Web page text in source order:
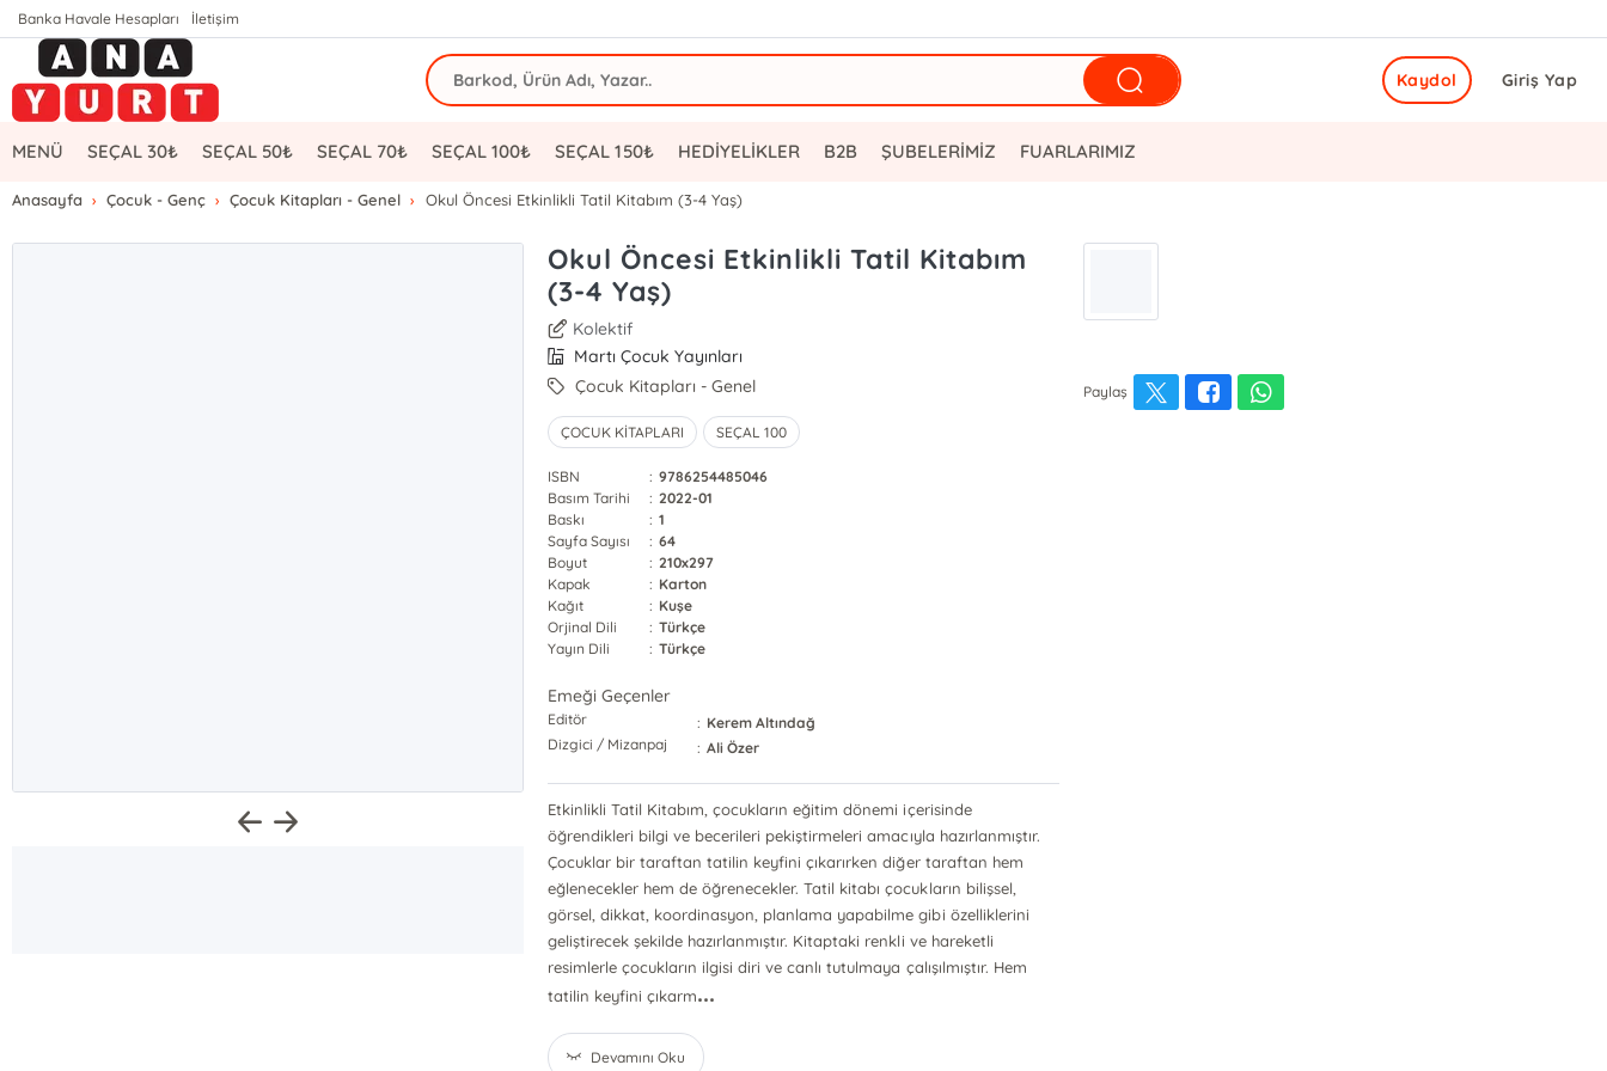
Banka Havale Hesapları İletişim
Giriş Yap
Kaydol
MENÜ SEÇAL 30₺ SEÇAL 50₺ SEÇAL 70₺ SEÇAL 100₺ SEÇAL 150₺ HEDİYELİKLER B2B ŞUBELERİMİZ FUARLARIMIZ
Anasayfa Çocuk - Genç Çocuk Kitapları - Genel Okul Öncesi Etkinlikli Tatil Kitabım (3-4 Yaş)
Okul Öncesi Etkinlikli Tatil Kitabım
(3-4 Yaş)
Kolektif
Martı Çocuk Yayınları
Çocuk Kitapları - Genel
ÇOCUK KİTAPLARI SEÇAL 100
ISBN : 9786254485046
Basım Tarihi
: 2022-01
Baskı
: 1
Sayfa Sayısı
: 64
Boyut
: 210x297
Kapak
: Karton
Kağıt
: Kuşe
Orjinal Dili
: Türkçe
Yayın Dili
: Türkçe
Emeği Geçenler
Editör : Kerem Altındağ
Dizgici / Mizanpaj
: Ali Özer
Etkinlikli Tatil Kitabım, çocukların eğitim dönemi içerisinde
öğrendikleri bilgi ve becerileri pekiştirmeleri amacıyla hazırlanmıştır.
Çocuklar bir taraftan tatilin keyfini çıkarırken diğer taraftan hem
eğlenecekler hem de öğrenecekler. Tatil kitabı çocukların bilişsel,
görsel, dikkat, koordinasyon, planlama yapabilme gibi özelliklerini
geliştirecek şekilde hazırlanmıştır. Kitaptaki renkli ve hareketli
resimlerle çocukların ilgisi diri ve canlı tutulmaya çalışılmıştır. Hem
tatilin keyfini çıkarm...
Devamını Oku
Paylaş